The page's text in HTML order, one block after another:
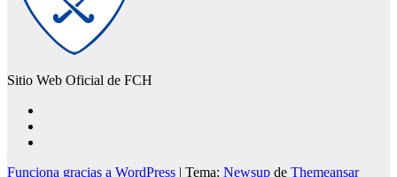
Sitio Web Oficial de FCH
Funciona gracias a WordPress | Tema: Newsup de Themeansar